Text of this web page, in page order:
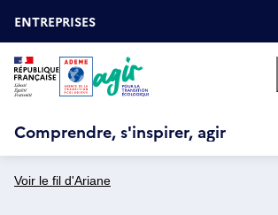
auOUVRIR
LE
MENU
ESPACE
ENTREPRISES
Comprendre, s'inspirer, agir
Voir le fil d'Ariane